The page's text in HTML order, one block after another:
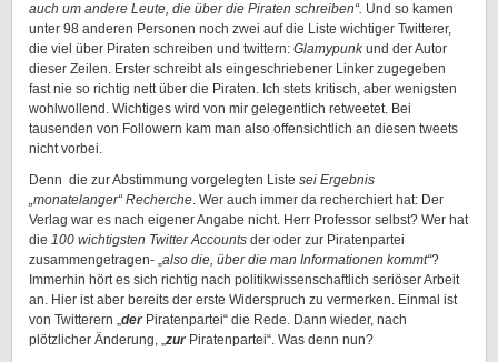
auch um andere Leute, die über die Piraten schreiben“. Und so kamen
unter 98 anderen Personen noch zwei auf die Liste wichtiger Twitterer,
die viel über Piraten schreiben und twittern: Glamypunkund der Autor
dieser Zeilen. Erster schreibt als eingeschriebener Linker zugegeben
fast nie so richtig nett über die Piraten. Ich stets kritisch, aber wenigsten
wohlwollend. Wichtiges wird von mir gelegentlich retweetet. Bei
tausenden von Followern kam man also offensichtlich an diesen tweets
nicht vorbei.
Denn die zur Abstimmung vorgelegten Liste sei Ergebnis
„monatelanger“ Recherche. Wer auch immer da recherchiert hat: Der
Verlag war es nach eigener Angabe nicht. Herr Professor selbst? Wer hat
die 100 wichtigsten Twitter Accounts der oder zur Piratenpartei
zusammengetragen- „also die, über die man Informationen kommt“?
Immerhin hört es sich richtig nach politikwissenschaftlich seriöser Arbeit
an. Hier ist aber bereits der erste Widerspruch zu vermerken. Einmal ist
von Twitterern „derPiratenpartei“ die Rede. Dann wieder, nach
plötzlicher Änderung, „zurPiratenpartei“. Was denn nun?